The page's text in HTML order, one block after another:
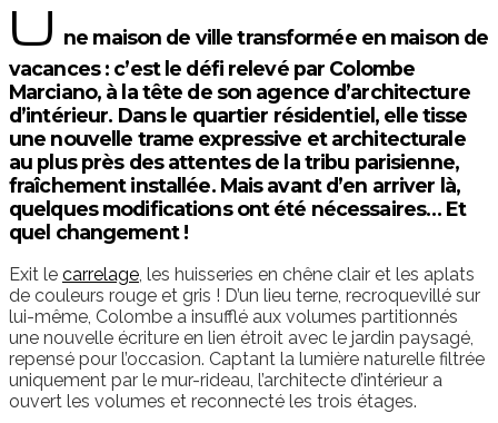
U ne maison de ville transformée en maison de
vacances : c’est le défi relevé par Colombe
Marciano, à la tête de son agence d’architecture
d’intérieur. Dans le quartier résidentiel, elle tisse
une nouvelle trame expressive et architecturale
au plus près des attentes de la tribu parisienne,
fraîchement installée. Mais avant d’en arriver là,
quelques modifications ont été nécessaires… Et
quel changement !
Exit le carrelage, les huisseries en chêne clair et les aplats
de couleurs rouge et gris ! D’un lieu terne, recroquevillé sur
lui-même, Colombe a insufflé aux volumes partitionnés
une nouvelle écriture en lien étroit avec le jardin paysagé,
repensé pour l’occasion. Captant la lumière naturelle filtrée
uniquement par le mur-rideau, l’architecte d’intérieur a
ouvert les volumes et reconnecté les trois étages.